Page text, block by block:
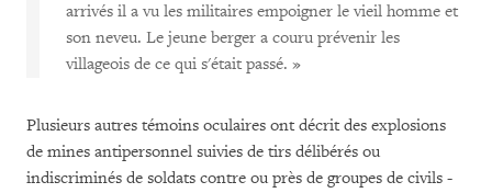
arrivés il a vu les militaires empoigner le vieil homme et
son neveu. Le jeune berger a couru prévenir les
villageois de ce qui s'était passé. »
Plusieurs autres témoins oculaires ont décrit des explosions
de mines antipersonnel suivies de tirs délibérés ou
indiscriminés de soldats contre ou près de groupes de civils -